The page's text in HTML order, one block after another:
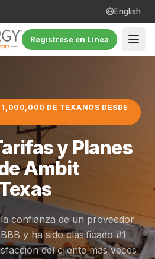
English
Regístrese en Línea
1,000,000 DE TEXANOS DESDE
y Planes
Ambit
confianza de un proveedor
y ha sido clasificado #1
del cliente más veces